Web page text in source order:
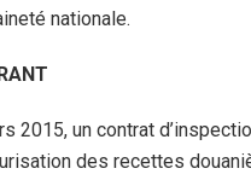
nationale.
2015, un contrat
des recettes